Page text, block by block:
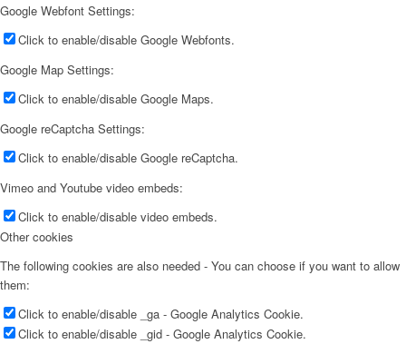
Google Webfont Settings:
Click to enable/disable Google Webfonts.
Google Map Settings:
Click to enable/disable Google Maps.
Google reCaptcha Settings:
Click to enable/disable Google reCaptcha.
Vimeo and Youtube video embeds:
Click to enable/disable video embeds.
Other cookies
The following cookies are also needed - You can choose if you want to allow
them:
Click to enable/disable _ga - Google Analytics Cookie.
Click to enable/disable _gid - Google Analytics Cookie.